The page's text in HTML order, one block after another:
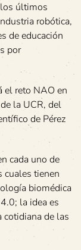
últimos
robótica,
de educación
por
el reto NAO en
la UCR, del
de Pérez
cada uno de
cuales tienen
biomédica
la idea es
cotidiana de las